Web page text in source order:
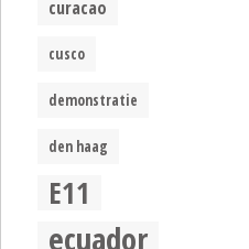
curacao
cusco
demonstratie
den haag
E11
ecuador